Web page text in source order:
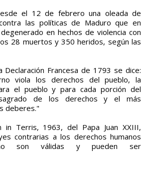
el 12 de febrero una oleada de
las políticas de Maduro que en
en hechos de violencia con
28 muertos y 350 heridos, según las
Declaración Francesa de 1793 se dice:
viola los derechos del pueblo, la
el pueblo y para cada porción del
de los derechos y el más
deberes."
in Terris, 1963, del Papa Juan XXIII,
contrarias a los derechos humanos
no son válidas y pueden ser